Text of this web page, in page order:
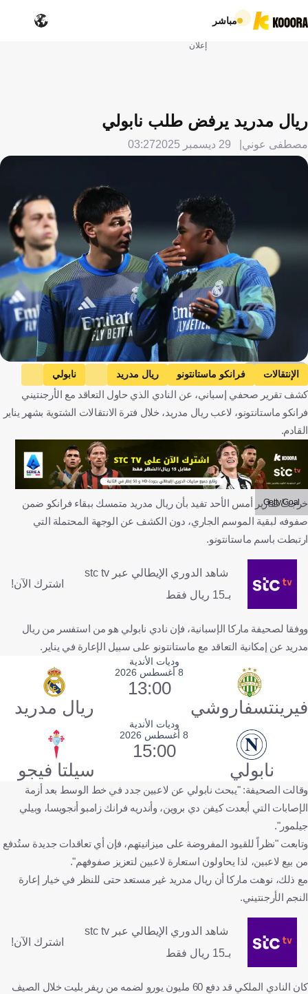
مباشر
إعلان
ريال مدريد يرفض طلب نابولي
مصطفى عوني 29 ديسمبر 2025 03:27
Getty Images
الإنتقالات فرانكو ماستانتونو ريال مدريد
نابولي
الأرجنتين
إسبانيا إيطاليا كرة قدم
كشف تقرير صحفي إسباني، عن النادي الذي حاول التعاقد مع الأرجنتيني
فرانكو ماستانتونو، لاعب ريال مدريد، خلال فترة الانتقالات الشتوية بشهر يناير
القادم.
Getty/Goal
خرجت تقارير أمس الأحد تفيد بأن ريال مدريد متمسك ببقاء فرانكو ضمن
صفوفه لبقية الموسم الجاري، دون الكشف عن الوجهة المحتملة التي
ارتبطت باسم ماستانتونو.
شاهد الدوري الإيطالي عبر stc tv
بـ15 ريال فقط
اشترك الآن!
ووفقا لصحيفة ماركا الإسبانية، فإن نادي نابولي هو من استفسر من ريال
مدريد عن إمكانية التعاقد مع ماستانتونو على سبيل الإعارة في يناير.
وديات الأندية
فيرينتسفاروشي
8 أغسطس 2026
13:00
ريال مدريد
وديات الأندية
نابولي
8 أغسطس 2026
15:00
سيلتا فيجو
وقالت الصحيفة: "يبحث نابولي عن لاعبين جدد في خط الوسط بعد أزمة
الإصابات التي أبعدت كيفن دي بروين، وأندريه فرانك زامبو أنجويسا، وبيلي
جيلمور".
وتابعت "نظراً للقيود المفروضة على ميزانيتهم، فإن أي تعاقدات جديدة ستُدفع
من بيع لاعبين، لذا يحاولون استعارة لاعبين لتعزيز صفوفهم".
مع ذلك، نوهت ماركا أن ريال مدريد غير مستعد حتى للنظر في خيار إعارة
النجم الأرجنتيني.
شاهد الدوري الإيطالي عبر stc tv
بـ15 ريال فقط
اشترك الآن!
كان النادي الملكي قد دفع 60 مليون يورو لضمه من ريفر بليت خلال الصيف